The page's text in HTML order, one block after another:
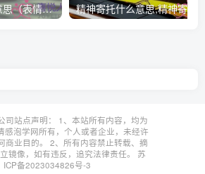
女生发个囧是什么意思（表情囧的含义）
司站点声明： 1、本站所有内容，均为
感泡学网所有，个人或者企业，未经许
商业目的。 2、所有内容禁止转载、摘
镜像，如有违反，追究法律责任。 苏
ICP备2023034826号-3